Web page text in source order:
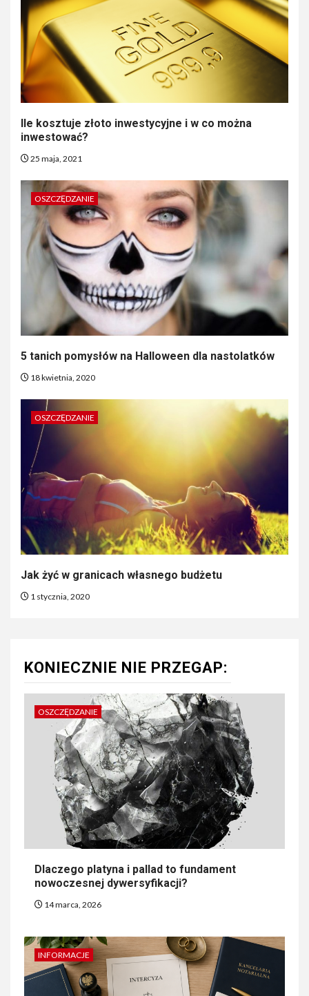
Ile kosztuje złoto inwestycyjne i w co można
inwestować?
25 maja, 2021
OSZCZĘDZANIE
5 tanich pomysłów na Halloween dla nastolatków
18 kwietnia, 2020
OSZCZĘDZANIE
Jak żyć w granicach własnego budżetu
1 stycznia, 2020
KONIECZNIE NIE PRZEGAP:
OSZCZĘDZANIE
Dlaczego platyna i pallad to fundament
nowoczesnej dywersyfikacji?
14 marca, 2026
INFORMACJE